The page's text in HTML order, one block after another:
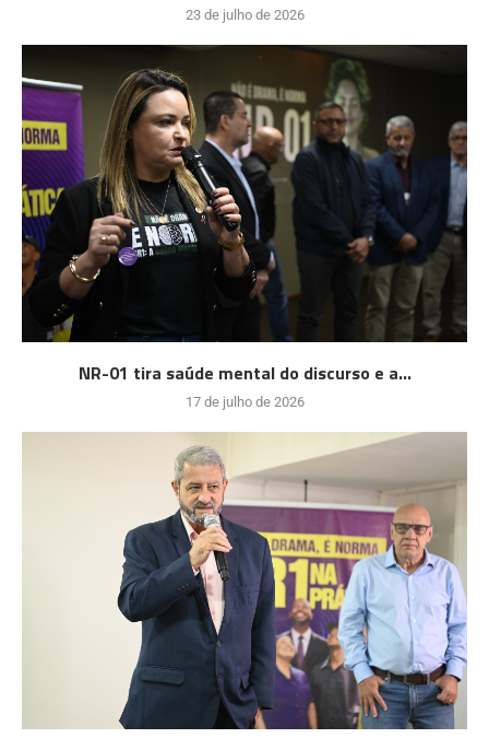
23 de julho de 2026
NR-01 tira saúde mental do discurso e a...
17 de julho de 2026